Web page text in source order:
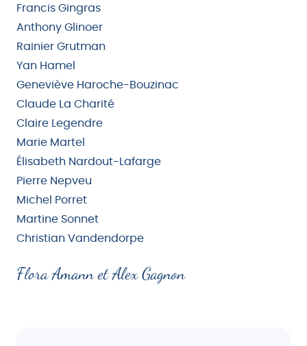
Francis Gingras
Anthony Glinoer
Rainier Grutman
Yan Hamel
Geneviève Haroche-Bouzinac
Claude La Charité
Claire Legendre
Marie Martel
Élisabeth Nardout-Lafarge
Pierre Nepveu
Michel Porret
Martine Sonnet
Christian Vandendorpe
Flora Amann et Alex Gagnon